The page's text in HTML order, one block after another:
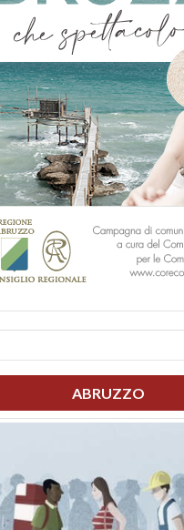
ABRUZZO